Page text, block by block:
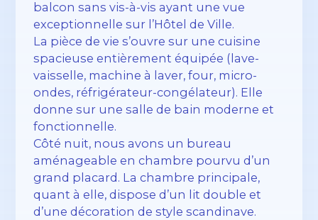
balcon sans vis-à-vis ayant une vue
exceptionnelle sur l’Hôtel de Ville.
La pièce de vie s’ouvre sur une cuisine
spacieuse entièrement équipée (lave-
vaisselle, machine à laver, four, micro-
ondes, réfrigérateur-congélateur). Elle
donne sur une salle de bain moderne et
fonctionnelle.
Côté nuit, nous avons un bureau
aménageable en chambre pourvu d’un
grand placard. La chambre principale,
quant à elle, dispose d’un lit double et
d’une décoration de style scandinave.